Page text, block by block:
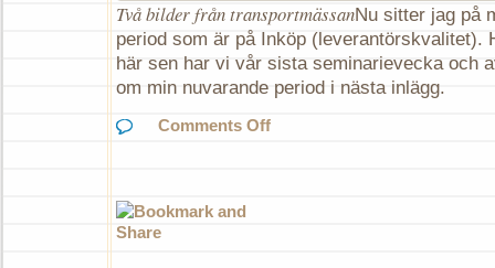
Två bilder från transportmässanNu sitter jag på
period som är på Inköp (leverantörskvalitet).
här sen har vi vår sista seminarievecka och
om min nuvarande period i nästa inlägg.
Comments Off